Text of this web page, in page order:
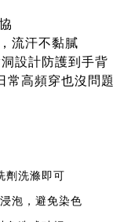
流汗不黏膩
設計防護到手背
常高頻穿也沒問題
劑洗滌即可
泡，避免染色